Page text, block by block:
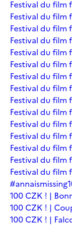
Festival du film
Festival du film
Festival du film
Festival du film
Festival du film
Festival du film
Festival du film
Festival du film
Festival du film
Festival du film
Festival du film
Festival du film
Festival du film
Festival du film
Festival du film
#annaismissing
100 CZK ! |
100 CZK ! |
100 CZK ! |